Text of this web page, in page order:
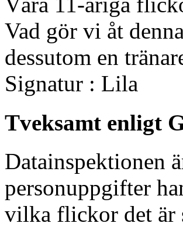
Vad gör vi åt
dessutom en
Signatur : Lila
Tveksamt enligt
Datainspektionen
personuppgifter
vilka flickor det är